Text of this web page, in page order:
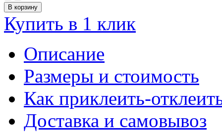
Купить в 1 клик
Описание
Размеры и стоимость
Как приклеить-
Доставка и самовывоз